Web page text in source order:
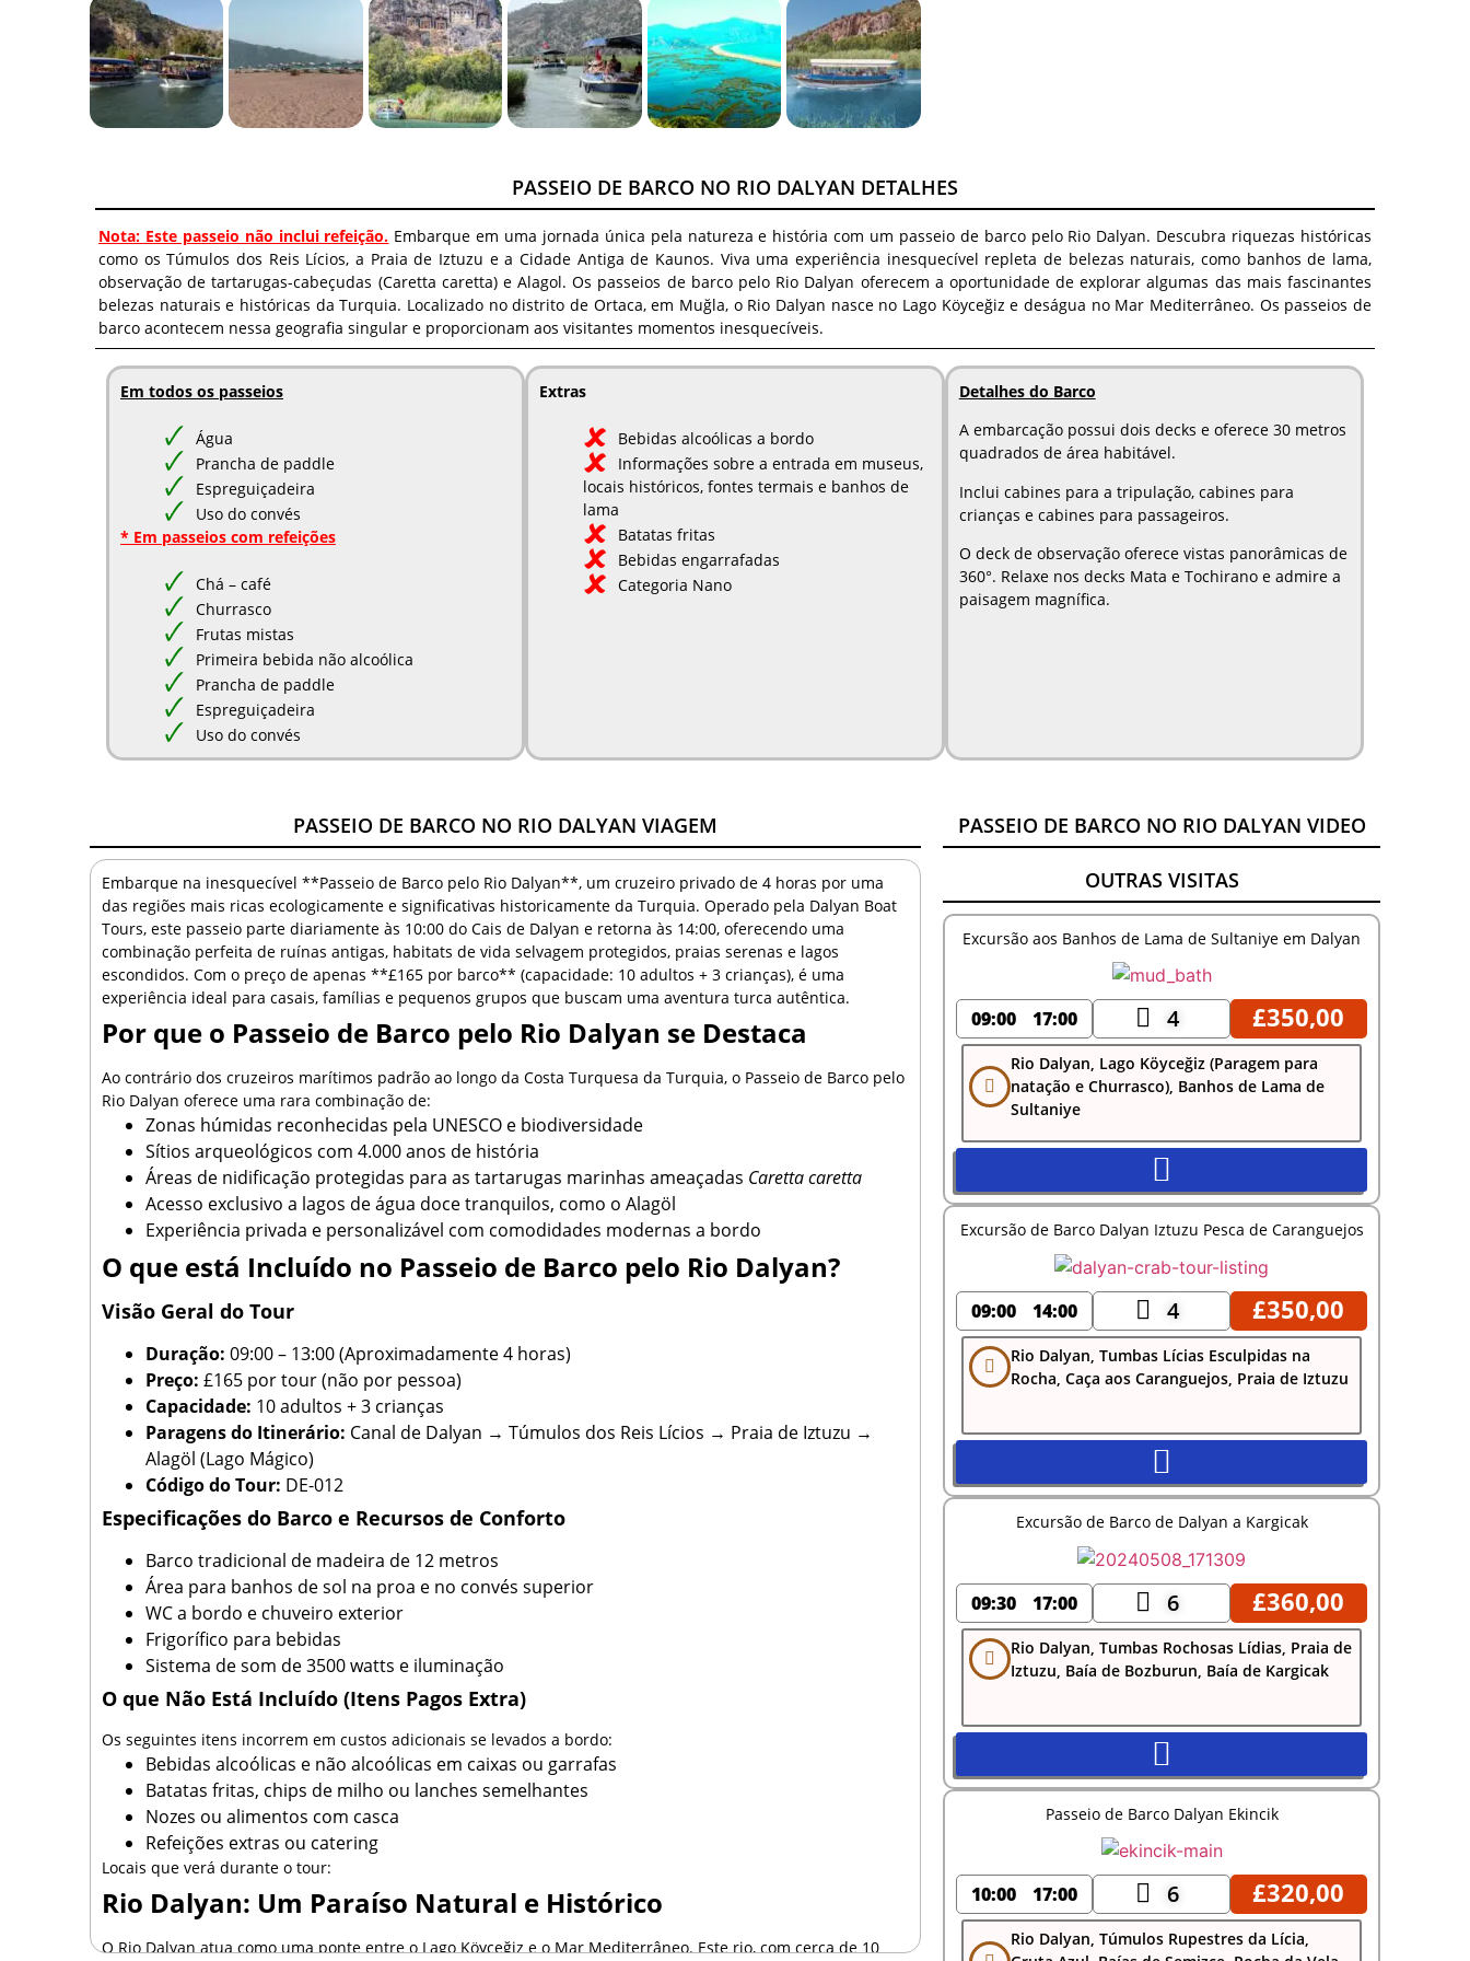
PASSEIO DE BARCO NO RIO DALYAN DETALHES
Nota: Este passeio não inclui refeição. Embarque em uma jornada única pela natureza e história com um passeio de barco pelo Rio Dalyan. Descubra riquezas históricas
como os Túmulos dos Reis Lícios, a Praia de Iztuzu e a Cidade Antiga de Kaunos. Viva uma experiência inesquecível repleta de belezas naturais, como banhos de lama,
observação de tartarugas-cabeçudas (Caretta caretta) e Alagol. Os passeios de barco pelo Rio Dalyan oferecem a oportunidade de explorar algumas das mais fascinantes
belezas naturais e históricas da Turquia. Localizado no distrito de Ortaca, em Muğla, o Rio Dalyan nasce no Lago Köyceğiz e deságua no Mar Mediterrâneo. Os passeios de
barco acontecem nessa geografia singular e proporcionam aos visitantes momentos inesquecíveis.
Em todos os passeios
Água
Prancha de paddle
Espreguiçadeira
Uso do convés
* Em passeios com refeições
Chá – café
Churrasco
Frutas mistas
Primeira bebida não alcoólica
Prancha de paddle
Espreguiçadeira
Uso do convés
Extras
Bebidas alcoólicas a bordo
Informações sobre a entrada em museus,
locais históricos, fontes termais e banhos de
lama
Batatas fritas
Bebidas engarrafadas
Categoria Nano
Detalhes do Barco
A embarcação possui dois decks e oferece 30 metros
quadrados de área habitável.
Inclui cabines para a tripulação, cabines para
crianças e cabines para passageiros.
O deck de observação oferece vistas panorâmicas de
360°. Relaxe nos decks Mata e Tochirano e admire a
paisagem magnífica.
PASSEIO DE BARCO NO RIO DALYAN VIAGEM
Embarque na inesquecível **Passeio de Barco pelo Rio Dalyan**, um cruzeiro privado de 4 horas por uma
das regiões mais ricas ecologicamente e significativas historicamente da Turquia. Operado pela Dalyan Boat
Tours, este passeio parte diariamente às 10:00 do Cais de Dalyan e retorna às 14:00, oferecendo uma
combinação perfeita de ruínas antigas, habitats de vida selvagem protegidos, praias serenas e lagos
escondidos. Com o preço de apenas **£165 por barco** (capacidade: 10 adultos + 3 crianças), é uma
experiência ideal para casais, famílias e pequenos grupos que buscam uma aventura turca autêntica.
Por que o Passeio de Barco pelo Rio Dalyan se Destaca
Ao contrário dos cruzeiros marítimos padrão ao longo da Costa Turquesa da Turquia, o Passeio de Barco pelo
Rio Dalyan oferece uma rara combinação de:
Zonas húmidas reconhecidas pela UNESCO e biodiversidade
Sítios arqueológicos com 4.000 anos de história
Áreas de nidificação protegidas para as tartarugas marinhas ameaçadas Caretta caretta
Acesso exclusivo a lagos de água doce tranquilos, como o Alagöl
Experiência privada e personalizável com comodidades modernas a bordo
O que está Incluído no Passeio de Barco pelo Rio Dalyan?
Visão Geral do Tour
Duração: 09:00 – 13:00 (Aproximadamente 4 horas)
Preço: £165 por tour (não por pessoa)
Capacidade: 10 adultos + 3 crianças
Paragens do Itinerário: Canal de Dalyan → Túmulos dos Reis Lícios → Praia de Iztuzu →
Alagöl (Lago Mágico)
Código do Tour: DE-012
Especificações do Barco e Recursos de Conforto
Barco tradicional de madeira de 12 metros
Área para banhos de sol na proa e no convés superior
WC a bordo e chuveiro exterior
Frigorífico para bebidas
Sistema de som de 3500 watts e iluminação
O que Não Está Incluído (Itens Pagos Extra)
Os seguintes itens incorrem em custos adicionais se levados a bordo:
Bebidas alcoólicas e não alcoólicas em caixas ou garrafas
Batatas fritas, chips de milho ou lanches semelhantes
Nozes ou alimentos com casca
Refeições extras ou catering
Locais que verá durante o tour:
Rio Dalyan: Um Paraíso Natural e Histórico
O Rio Dalyan atua como uma ponte entre o Lago Köyceğiz e o Mar Mediterrâneo. Este rio, com cerca de 10
PASSEIO DE BARCO NO RIO DALYAN VIDEO
OUTRAS VISITAS
Excursão aos Banhos de Lama de Sultaniye em Dalyan
09:00 17:00 4 £350,00
Rio Dalyan, Lago Köyceğiz (Paragem para
natação e Churrasco), Banhos de Lama de
Sultaniye
Excursão de Barco Dalyan Iztuzu Pesca de Caranguejos
09:00 14:00 4 £350,00
Rio Dalyan, Tumbas Lícias Esculpidas na
Rocha, Caça aos Caranguejos, Praia de Iztuzu
Excursão de Barco de Dalyan a Kargicak
09:30 17:00 6 £360,00
Rio Dalyan, Tumbas Rochosas Lídias, Praia de
Iztuzu, Baía de Bozburun, Baía de Kargicak
Passeio de Barco Dalyan Ekincik
10:00 17:00 6 £320,00
Rio Dalyan, Túmulos Rupestres da Lícia,